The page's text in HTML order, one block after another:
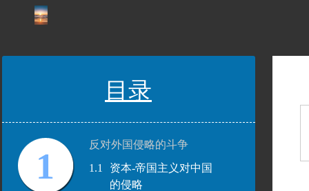
目录
1
反对外国侵略的斗争
1.1
资本-帝国主义对中国
的侵略